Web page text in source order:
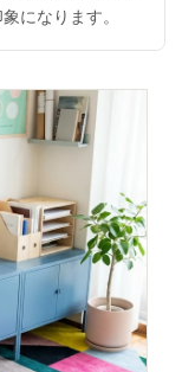
になります。